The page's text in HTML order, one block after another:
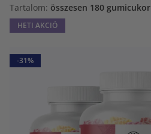
Tartalom: összesen 180 gumicukor
HETI AKCIÓ
-31%